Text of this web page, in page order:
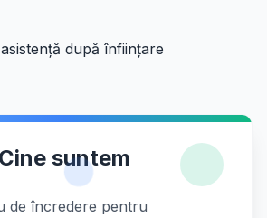
după înființare
Cine suntem
de încredere pentru